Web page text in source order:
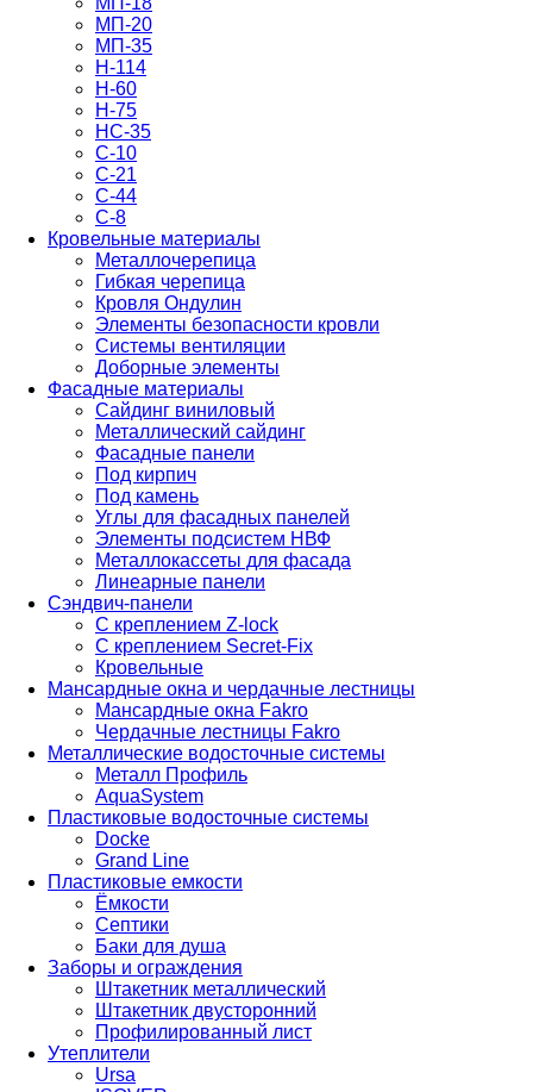
МП-20
МП-35
Н-114
Н-60
Н-75
НС-35
С-10
С-21
С-44
С-8
Кровельные материалы
Металлочерепица
Гибкая черепица
Кровля Ондулин
Элементы безопасности кровли
Системы вентиляции
Доборные элементы
Фасадные материалы
Сайдинг виниловый
Металлический сайдинг
Фасадные панели
Под кирпич
Под камень
Углы для фасадных панелей
Элементы подсистем НВФ
Металлокассеты для фасада
Линеарные панели
Сэндвич-панели
С креплением Z-lock
С креплением Secret-Fix
Кровельные
Мансардные окна и чердачные лестницы
Мансардные окна Fakro
Чердачные лестницы Fakro
Металлические водосточные системы
Металл Профиль
AquaSystem
Пластиковые водосточные системы
Docke
Grand Line
Пластиковые емкости
Ёмкости
Септики
Баки для душа
Заборы и ограждения
Штакетник металлический
Штакетник двусторонний
Профилированный лист
Утеплители
Ursa